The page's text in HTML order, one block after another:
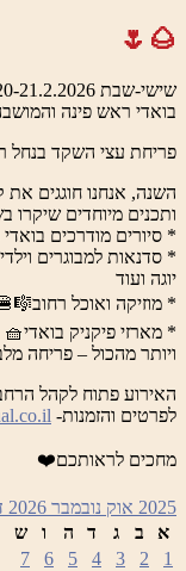
🌰🌷
שישי-שבת 20-21.2.2026
בואדי ראש פינה
פריחת עצי השקד בנחל
השנה, אנחנו חוגגים
ותכנים מיוחדים
* סיורים מודרכים
* סדנאות למבוגרים
יוגה ועוד
* מוזיקה ואוכל
* מארזי פיקניק בואדי🧺
ויותר מהכול – פריחה
האירוע פתוח לקהל
לפרטים והזמנות-
מחכים לראותכם❤️
2025 אוק נובמבר 2026
א
ב ג ד ה ו
ש
1
2
3
4
5
6
7